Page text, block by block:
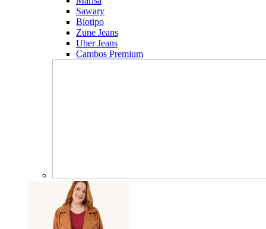
Sawary
Biotipo
Zune Jeans
Uber Jeans
Cambos Premium